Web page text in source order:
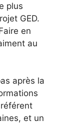
plus
GED.
en
au
après la
et un